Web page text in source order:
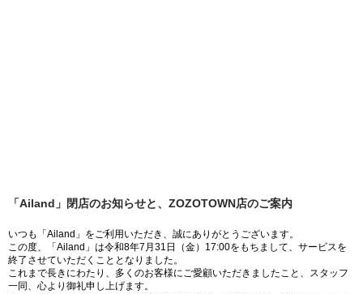
「Ailand」閉店のお知らせと、ZOZOTOWN店のご案内
いつも「Ailand」をご利用いただき、誠にありがとうございます。
この度、「Ailand」は令和8年7月31日（金）17:00をもちまして、サービスを
終了させていただくこととなりました。
これまで長きにわたり、多くのお客様にご愛顧いただきましたこと、スタッフ
一同、心より御礼申し上げます。